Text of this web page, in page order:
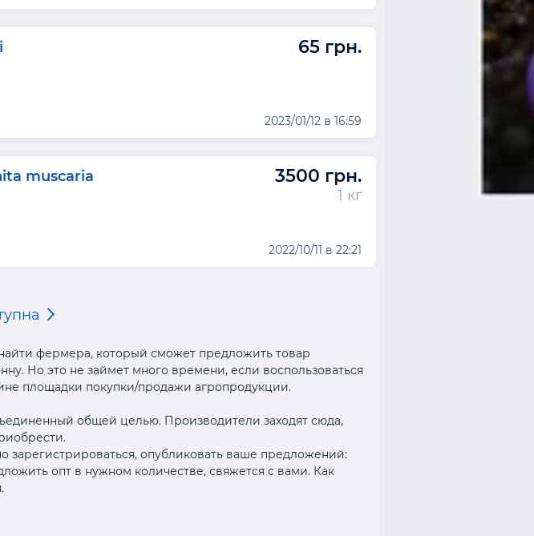
65 грн.
2023/01/12 в 16:59
muscaria 3500 грн.
1 кг
2022/10/11 в 22:21
фермера, который сможет предложить товар
Но это не займет много времени, если воспользоваться
площадки покупки/продажи агропродукции.
общей целью. Производители заходят сюда,
зарегистрироваться, опубликовать ваше предложений:
опт в нужном количестве, свяжется с вами. Как